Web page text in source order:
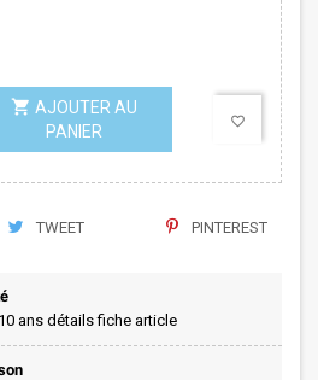
shopping_cart AJOUTER AU
PANIER
favorite_border
TWEET PINTEREST
ans détails fiche article